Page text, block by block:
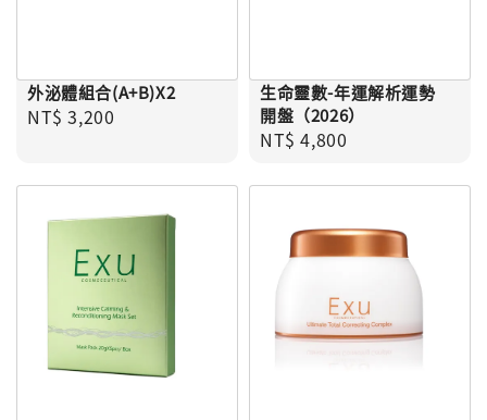
外泌體組合(A+B)X2
Regular price
NT$ 3,200
生命靈數-年運解析運勢
開盤（2026）
Regular price
NT$ 4,800